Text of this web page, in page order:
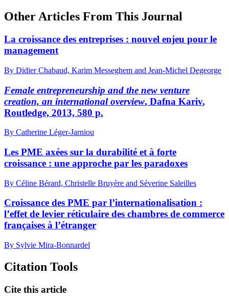
Other Articles From This Journal
La croissance des entreprises : nouvel enjeu pour le
management
By Didier Chabaud, Karim Messeghem and Jean-Michel Degeorge
Female entrepreneurship and the new venture
creation, an international overview, Dafna Kariv,
Routledge, 2013, 580 p.
By Catherine Léger-Jarniou
Les PME axées sur la durabilité et à forte
croissance : une approche par les paradoxes
By Céline Bérard, Christelle Bruyère and Séverine Saleilles
Croissance des PME par l’internationalisation :
l’effet de levier réticulaire des chambres de commerce
françaises à l’étranger
By Sylvie Mira-Bonnardel
Citation Tools
Cite this article